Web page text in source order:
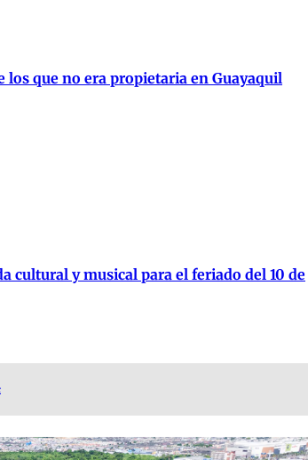
los que no era propietaria en Guayaquil
cultural y musical para el feriado del 10 de